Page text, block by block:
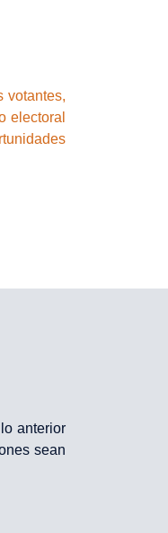
votantes,
electoral
anterior
sean